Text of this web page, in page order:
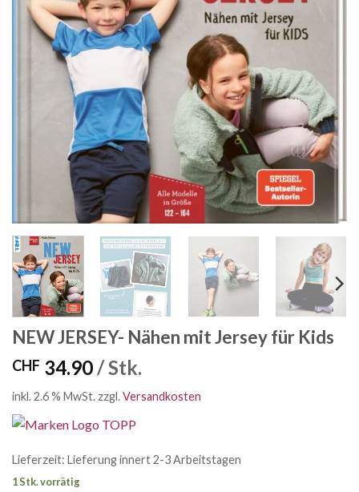
NEW JERSEY- Nähen mit Jersey für Kids
CHF 34.90/ Stk.
inkl. 2.6 % MwSt. zzgl.Versandkosten
Lieferzeit: Lieferung innert 2-3 Arbeitstagen
1 Stk. vorrätig